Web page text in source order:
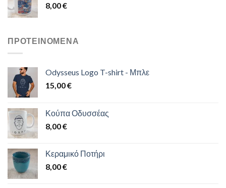
8,00€
ΠΡΟΤΕΙΝΌΜΕΝΑ
Odysseus Logo T-shirt - Μπλε
15,00€
Κούπα Οδυσσέας
8,00€
Κεραμικό Ποτήρι
8,00€